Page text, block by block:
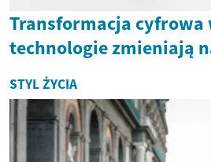
Transformacja cyfrowa
technologie zmieniają
STYL ŻYCIA